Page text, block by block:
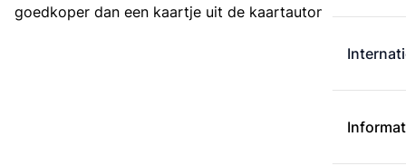
goedkoper dan een kaartje uit de kaartautomaat.